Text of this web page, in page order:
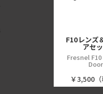
F10レンズ
アセ
Fresnel
Door
￥3,500（